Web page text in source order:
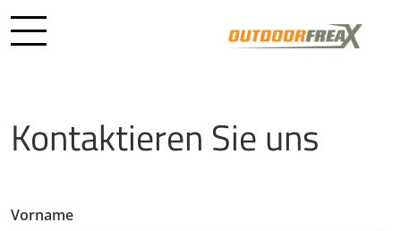
Kontaktieren Sie uns
Vorname